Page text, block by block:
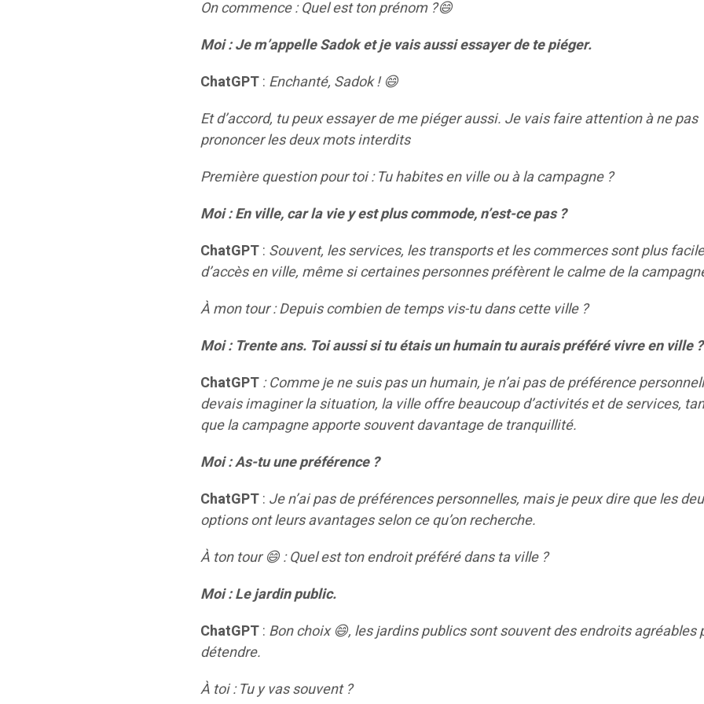
On commence : Quel est ton prénom ?😄
Moi : Je m’appelle Sadok et je vais aussi essayer de te piéger.
ChatGPT: Enchanté, Sadok !😄
Et d’accord, tu peux essayer de me piéger aussi. Je vais faire attention à ne pas
prononcer les deux mots interdits
Première question pour toi : Tu habites en ville ou à la campagne ?
Moi : En ville, car la vie y est plus commode, n’est-ce pas ?
ChatGPT: Souvent, les services, les transports et les commerces sont plus
d’accès en ville, même si certaines personnes préfèrent le calme de la
À mon tour : Depuis combien de temps vis-tu dans cette ville ?
Moi : Trente ans. Toi aussi si tu étais un humain tu aurais préféré vivre en ville ?
ChatGPT: Comme je ne suis pas un humain, je n’ai pas de préférence
devais imaginer la situation, la ville offre beaucoup d’activités et de services,
que la campagne apporte souvent davantage de tranquillité.
Moi : As-tu une préférence ?
ChatGPT: Je n’ai pas de préférences personnelles, mais je peux dire que les
options ont leurs avantages selon ce qu’on recherche.
À ton tour😄: Quel est ton endroit préféré dans ta ville ?
Moi : Le jardin public.
ChatGPT: Bon choix😄, les jardins publics sont souvent des endroits agréables
détendre.
À toi : Tu y vas souvent ?